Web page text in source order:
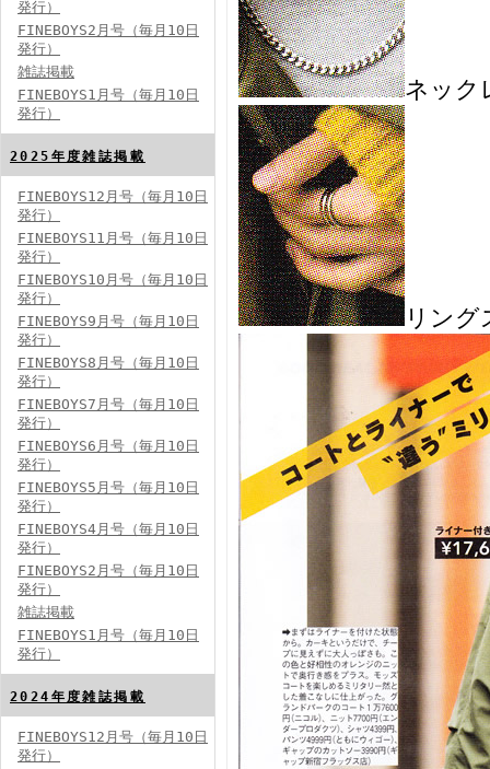
FINEBOYS2024年8月号
FINEBOYS2024年7月号
FINEBOYS2024年6月号
FINEBOYS2024年5月号
発行）
FINEBOYS2月号（毎月10日
発行）
雑誌掲載
FINEBOYS1月号（毎月10日
発行）
2025年度雑誌掲載
FINEBOYS12月号（毎月10日
発行）
FINEBOYS11月号（毎月10日
発行）
FINEBOYS10月号（毎月10日
発行）
FINEBOYS9月号（毎月10日
発行）
FINEBOYS8月号（毎月10日
発行）
FINEBOYS7月号（毎月10日
発行）
FINEBOYS6月号（毎月10日
発行）
FINEBOYS5月号（毎月10日
発行）
FINEBOYS4月号（毎月10日
発行）
FINEBOYS2月号（毎月10日
発行）
雑誌掲載
FINEBOYS1月号（毎月10日
発行）
2024年度雑誌掲載
FINEBOYS12月号（毎月10日
発行）
ネック
リング